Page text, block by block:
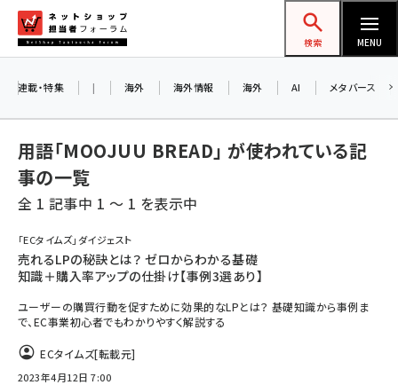
ン
ネットショップ担当者フォーラム
検索 MENU
amazon (2259)
yahoo (1910)
楽天 (1878)
ecbeing (1213)
アスクル (1126)
base (1085)
連載・特集 | 海外 海外情報 海外 AI メタバース
用語「MOOJUU BREAD」 が使われている記
事の一覧
全 1 記事中 1 ～ 1 を表示中
「ECタイムズ」ダイジェスト
売れるLPの秘訣とは？ ゼロからわかる基礎
知識＋購入率アップの仕掛け【事例3選あり】
ユーザーの購買行動を促すために効果的なLPとは？ 基礎知識から事例ま
で、EC事業初心者でもわかりやすく解説する
ECタイムズ[転載元]
2023年4月12日 7:00